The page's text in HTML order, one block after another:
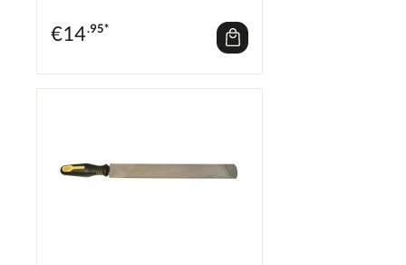
€14.95*